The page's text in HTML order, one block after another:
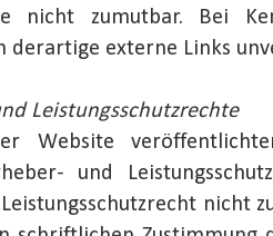
nicht zumutbar. Bei
derartige externe Links
Leistungsschutzrechte
Website
und
nicht